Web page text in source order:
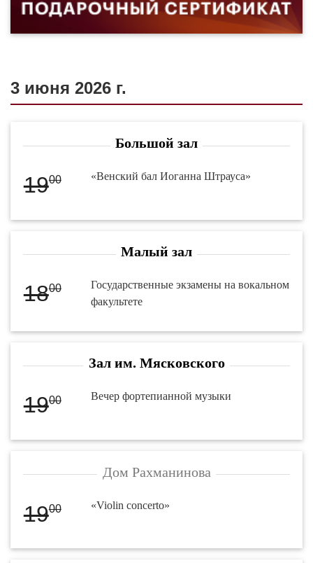
3 июня 2026 г.
Большой зал
1900 «Венский бал Иоганна Штрауса»
Малый зал
1800
Государственные экзамены на вокальном
факультете
Зал им. Мясковского
1900 Вечер фортепианной музыки
Дом Рахманинова
1900 «Violin concerto»